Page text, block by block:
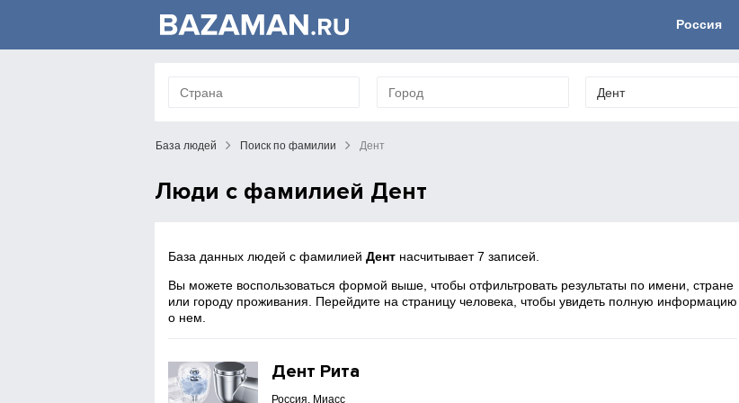
Россия
База людей Поиск по фамилии Дент
Люди с фамилией Дент
База данных людей с фамилиейДент насчитывает 7 записей.
Вы можете воспользоваться формой выше, чтобы отфильтровать результаты по имени, стране
или городу проживания. Перейдите на страницу человека, чтобы увидеть полную информацию
о нем.
Дент Рита
Россия, Миасс